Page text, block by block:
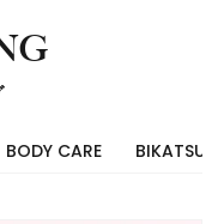
BODY CARE BIKATSU